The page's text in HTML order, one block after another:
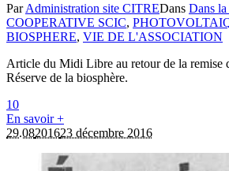
ParAdministration site CITREDans Dans la
COOPERATIVE SCIC,
BIOSPHERE, VIE DE L'ASSOCIATION
Article du Midi Libre au retour de la remise
Réserve de la biosphère.
10
En savoir +
29.08201623 décembre 2016